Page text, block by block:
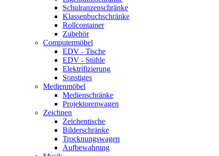
Schulranzenschränke
Klassenbuchschränke
Rollcontainer
Zubehör
Computermöbel
EDV - Tische
EDV - Stühle
Elektrifizierung
Sonstiges
Medienmöbel
Medienschränke
Projektorenwagen
Zeichnen
Zeichentische
Bilderschränke
Trocknungswagen
Aufbewahrung